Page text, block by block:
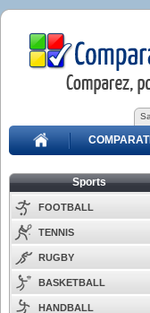
Sports
FOOTBALL
TENNIS
RUGBY
BASKETBALL
HANDBALL